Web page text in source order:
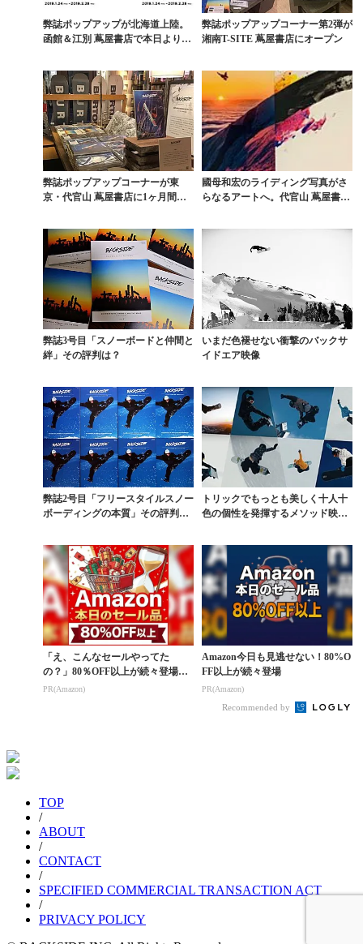
弊誌ポップアップが北海道上陸。
函館＆江別 蔦屋書店で本日よりコ
弊誌ポップアップコーナー第2弾が
湘南T-SITE 蔦屋書店にオープン
弊誌ポップアップコーナーが東
京・代官山 蔦屋書店に1ヶ月間限
國母和宏のライディング写真がさ
らなるアートへ。代官山 蔦屋書店
弊誌3号目「スノーボードと仲間と
絆」その評判は？
いまだ色褪せない衝撃のバックサ
イドエア映像
弊誌2号目「フリースタイルスノー
ボーディングの本質」その評判
トリックでもっとも美しく十人十
色の個性を発揮するメソッド映像
「え、こんなセールやってた
の？」80％OFF以上が続々登場！
Amazonの本気が...
PR(Amazon)
Amazon今日も見逃せない！80%O
FF以上が続々登場
PR(Amazon)
Recommended by
TOP
/
ABOUT
/
CONTACT
/
SPECIFIED COMMERCIAL TRANSACTION ACT
/
PRIVACY POLICY